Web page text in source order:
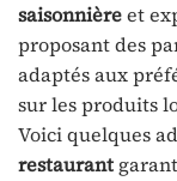
saisonnièreet
proposant des
adaptés aux
sur les produits
Voici quelques
restaurant